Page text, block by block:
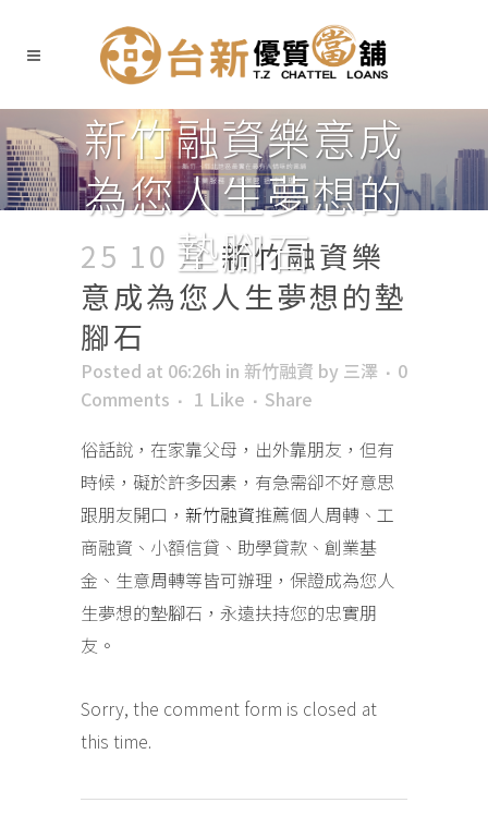
新竹融資樂意成
為您人生夢想的
墊腳石
25 10 月新竹融資樂
意成為您人生夢想的墊
腳石
Posted at 06:26h in 新竹融資 by 三澤
0
Comments
1 Like
Share
俗話說，在家靠父母，出外靠朋友，但有
時候，礙於許多因素，有急需卻不好意思
跟朋友開口， 新竹融資推薦個人周轉、工
商融資、小額信貸、助學貸款、創業基
金、生意周轉等皆可辦理，保證成為您人
生夢想的墊腳石，永遠扶持您的忠實朋
友。
Sorry, the comment form is closed at
this time.